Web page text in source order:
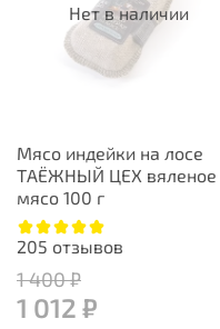
Нет в наличии
Мясо индейки на лосе
ТАЁЖНЫЙ ЦЕХ вяленое
мясо 100 г
205 отзывов
1 400 ₽
1 012 ₽